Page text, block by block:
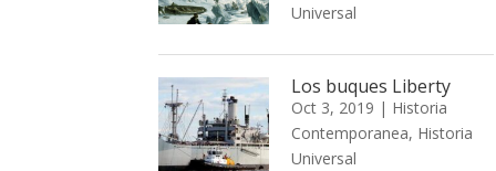
Universal
Los buques Liberty
Oct 3, 2019 | Historia
Contemporanea, Historia
Universal